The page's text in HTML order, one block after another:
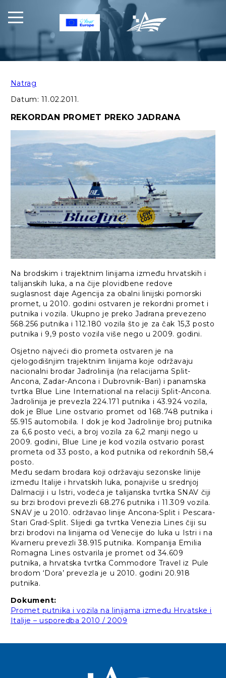
Natrag
Datum: 11.02.2011.
REKORDAN PROMET PREKO JADRANA
Na brodskim i trajektnim linijama između hrvatskih i
talijanskih luka, a na čije plovidbene redove
suglasnost daje Agencija za obalni linijski pomorski
promet, u 2010. godini ostvaren je rekordni promet i
putnika i vozila. Ukupno je preko Jadrana prevezeno
568.256 putnika i 112.180 vozila što je za čak 15,3 posto
putnika i 9,9 posto vozila više nego u 2009. godini.
Osjetno najveći dio prometa ostvaren je na
cjelogodišnjim trajektnim linijama koje održavaju
nacionalni brodar Jadrolinija (na relacijama Split-
Ancona, Zadar-Ancona i Dubrovnik-Bari) i panamska
tvrtka Blue Line International na relaciji Split-Ancona.
Jadrolinija je prevezla 224.171 putnika i 43.924 vozila,
dok je Blue Line ostvario promet od 168.748 putnika i
55.915 automobila. I dok je kod Jadrolinije broj putnika
za 6,6 posto veći, a broj vozila za 6,2 manji nego u
2009. godini, Blue Line je kod vozila ostvario porast
prometa od 33 posto, a kod putnika od rekordnih 58,4
posto.
Među sedam brodara koji održavaju sezonske linije
između Italije i hrvatskih luka, ponajviše u srednjoj
Dalmaciji i u Istri, vodeća je talijanska tvrtka SNAV čiji
su brzi brodovi prevezli 68.276 putnika i 11.309 vozila.
SNAV je u 2010. održavao linije Ancona-Split i Pescara-
Stari Grad-Split. Slijedi ga tvrtka Venezia Lines čiji su
brzi brodovi na linijama od Venecije do luka u Istri i na
Kvarneru prevezli 38.915 putnika. Kompanija Emilia
Romagna Lines ostvarila je promet od 34.609
putnika, a hrvatska tvrtka Commodore Travel iz Pule
brodom ‘Dora’ prevezla je u 2010. godini 20.918
putnika.
Dokument:
Promet putnika i vozila na linijama između Hrvatske i
Italije – usporedba 2010 / 2009